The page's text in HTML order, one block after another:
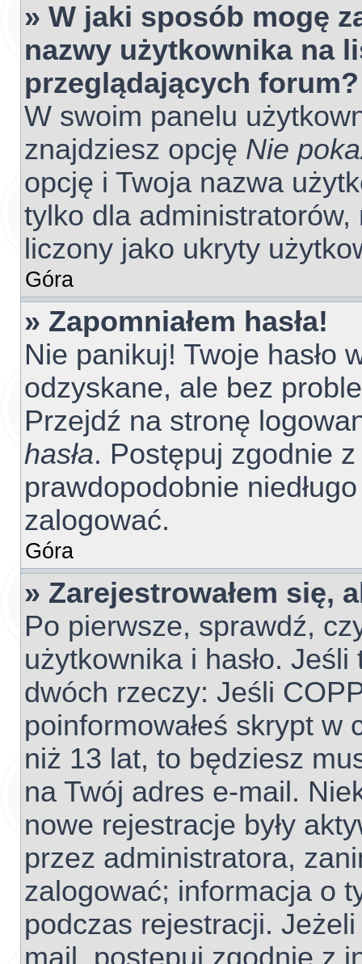
» W jaki sposób mogę
nazwy użytkownika na
przeglądających forum?
W swoim panelu
znajdziesz opcję Nie
opcję i Twoja nazwa
tylko dla
liczony jako ukryty
Góra
» Zapomniałem hasła!
Nie panikuj! Twoje hasło
odzyskane, ale bez
Przejdź na stronę
hasła. Postępuj zgodnie
prawdopodobnie
zalogować.
Góra
» Zarejestrowałem się,
Po pierwsze, sprawdź,
użytkownika i hasło.
dwóch rzeczy: Jeśli
poinformowałeś skrypt
niż 13 lat, to będziesz
na Twój adres e-mail.
nowe rejestracje były
przez administratora,
zalogować; informacja o
podczas rejestracji. Jeżeli
mail, postępuj zgodnie z